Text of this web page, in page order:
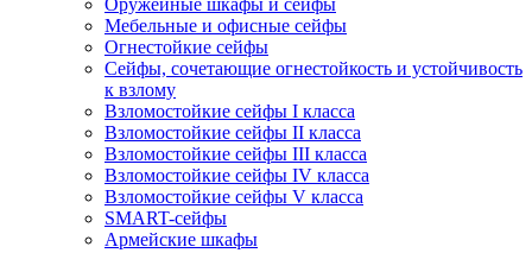
Мебельные и офисные сейфы
Огнестойкие сейфы
Сейфы, сочетающие огнестойкость и устойчивость
к взлому
Взломостойкие сейфы I класса
Взломостойкие сейфы II класса
Взломостойкие сейфы III класса
Взломостойкие сейфы IV класса
Взломостойкие сейфы V класса
SMART-сейфы
Армейские шкафы